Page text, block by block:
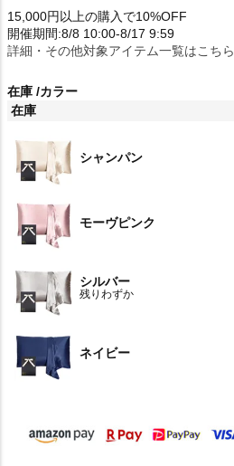
15,000円以上の購入で10%OFF
開催期間:8/8 10:00-8/17 9:59
詳細・その他対象アイテム一覧はこちら
在庫 カラー
在庫
シャンパン
モーヴピンク
シルバー
残りわずか
ネイビー